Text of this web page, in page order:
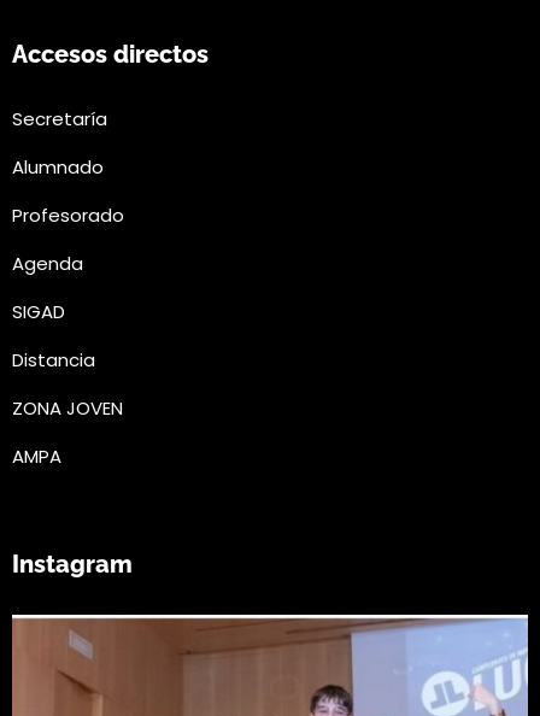
Accesos directos
Secretaría
Alumnado
Profesorado
Agenda
SIGAD
Distancia
ZONA JOVEN
AMPA
Instagram